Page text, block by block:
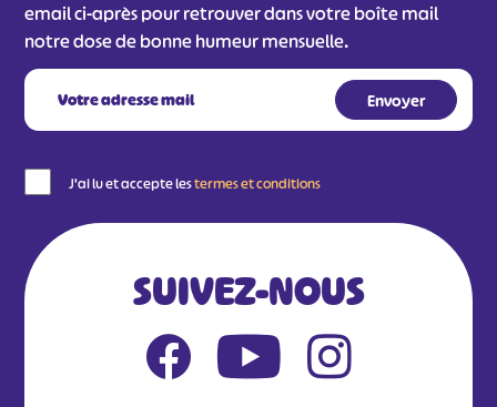
email ci-après pour retrouver dans votre boîte mail
notre dose de bonne humeur mensuelle.
J'ai lu et accepte lestermes et conditions
SUIVEZ-NOUS